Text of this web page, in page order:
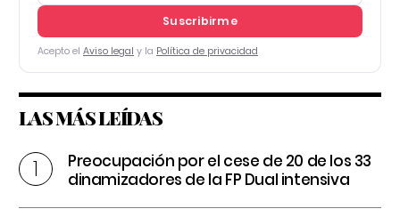
Suscribirme
Acepto el Aviso legal y la Política de privacidad
LAS MÁS LEÍDAS
Preocupación por el cese de 20 de los 33
dinamizadores de la FP Dual intensiva